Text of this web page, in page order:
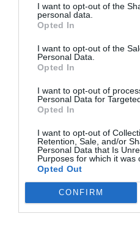
I want to opt-out of the
personal data.
Opted In
I want to opt-out of the
Personal Data.
Opted In
I want to opt-out of
Personal Data for
Opted In
I want to opt-out of
Retention, Sale, and/or
Personal Data that Is
Purposes for which it was
Opted Out
CONFIRM
Exfoliante
Iodex Uomo F: solo para
Noticias y novedades
cuerpo. Pensando en ellos, Iodase
innovadora para eliminar de forma
abdomen y cadera.
Lo más leído
No se han encontrado